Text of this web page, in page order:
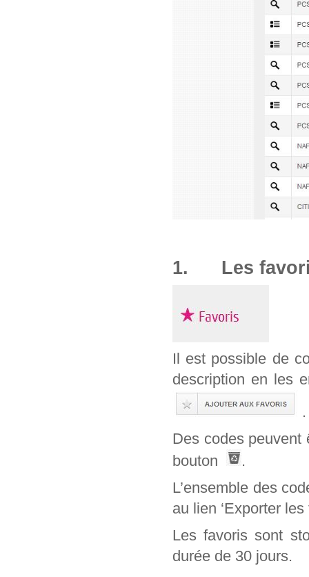
1. Les
Il est possible de
description en les
.
Des codes peuvent
bouton
.
L’ensemble des
au lien ‘Exporter les
Les favoris sont
durée de 30 jours.